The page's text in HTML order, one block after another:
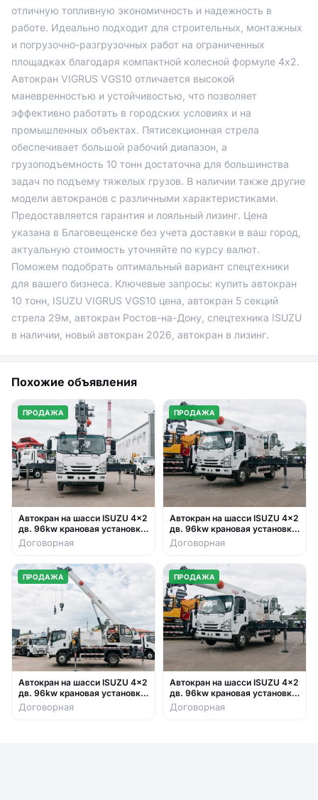
отличную топливную экономичность и надежность в
работе. Идеально подходит для строительных, монтажных
и погрузочно-разгрузочных работ на ограниченных
площадках благодаря компактной колесной формуле 4x2.
Автокран VIGRUS VGS10 отличается высокой
маневренностью и устойчивостью, что позволяет
эффективно работать в городских условиях и на
промышленных объектах. Пятисекционная стрела
обеспечивает большой рабочий диапазон, а
грузоподъемность 10 тонн достаточна для большинства
задач по подъему тяжелых грузов. В наличии также другие
модели автокранов с различными характеристиками.
Предоставляется гарантия и лояльный лизинг. Цена
указана в Благовещенске без учета доставки в ваш город,
актуальную стоимость уточняйте по курсу валют.
Поможем подобрать оптимальный вариант спецтехники
для вашего бизнеса. Ключевые запросы: купить автокран
10 тонн, ISUZU VIGRUS VGS10 цена, автокран 5 секций
стрела 29м, автокран Ростов-на-Дону, спецтехника ISUZU
в наличии, новый автокран 2026, автокран в лизинг.
Похожие объявления
ПРОДАЖА
Автокран на шасси ISUZU 4x2
дв. 96kw крановая установка
FURUNKANG DZ5T гп 5т
люлька два крюка
Договорная
ПРОДАЖА
Автокран на шасси ISUZU 4x2
дв. 96kw крановая установка
FURUNKANG DZ5T гп 5т
люлька два крюка
Договорная
ПРОДАЖА
Автокран на шасси ISUZU 4x2
дв. 96kw крановая установка
FURUNKANG DZ5T гп 5т
люлька два крюка
Договорная
ПРОДАЖА
Автокран на шасси ISUZU 4x2
дв. 96kw крановая установка
FURUNKANG DZ5T гп 5т
люлька два крюка
Договорная